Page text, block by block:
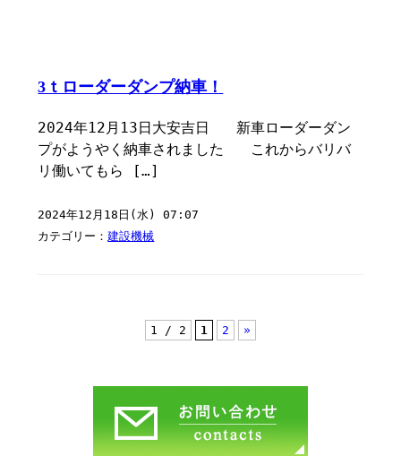
3ｔローダーダンプ納車！
2024年12月13日大安吉日 新車ローダーダン
プがようやく納車されました これからバリバ
リ働いてもら […]
2024年12月18日(水) 07:07
カテゴリー：建設機械
1 / 2 1 2 »